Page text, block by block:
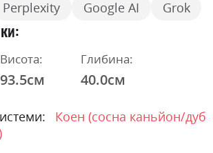
Perplexity Google AI Grok
Висота:
93.5см
Глибина:
40.0см
Коен (сосна каньйон/дуб